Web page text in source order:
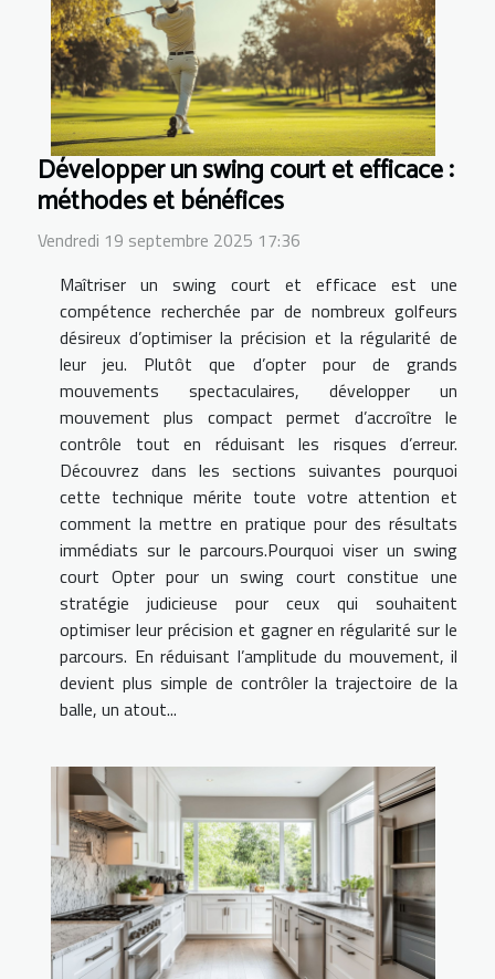
Développer un swing court et efficace :
méthodes et bénéfices
Vendredi 19 septembre 2025 17:36
Maîtriser un swing court et efficace est une
compétence recherchée par de nombreux golfeurs
désireux d’optimiser la précision et la régularité de
leur jeu. Plutôt que d’opter pour de grands
mouvements spectaculaires, développer un
mouvement plus compact permet d’accroître le
contrôle tout en réduisant les risques d’erreur.
Découvrez dans les sections suivantes pourquoi
cette technique mérite toute votre attention et
comment la mettre en pratique pour des résultats
immédiats sur le parcours.Pourquoi viser un swing
court Opter pour un swing court constitue une
stratégie judicieuse pour ceux qui souhaitent
optimiser leur précision et gagner en régularité sur le
parcours. En réduisant l’amplitude du mouvement, il
devient plus simple de contrôler la trajectoire de la
balle, un atout...